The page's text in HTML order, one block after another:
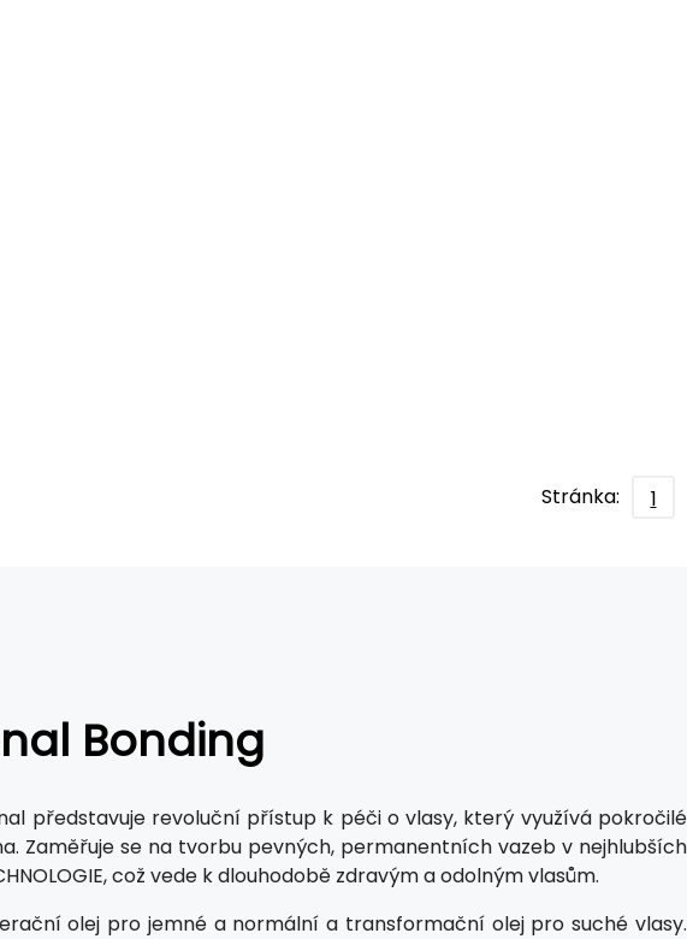
Stránka: 1
Bonding
představuje revoluční přístup k péči o vlasy, který využívá pokročilé
Zaměřuje se na tvorbu pevných, permanentních vazeb v nejhlubších
což vede k dlouhodobě zdravým a odolným vlasům.
olej pro jemné a normální a transformační olej pro suché vlasy.